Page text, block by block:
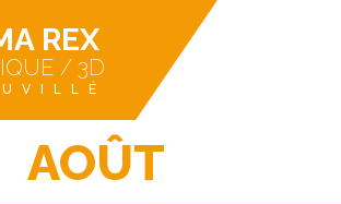
REX
/ 3D
AOÛT